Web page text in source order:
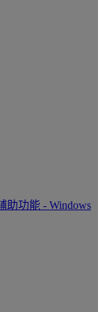
助功能 - Windows